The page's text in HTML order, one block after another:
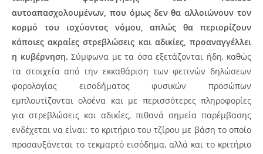
αυτοαπασχολουμένων, που όμως δεν θα αλλοιώνουν τον
κορμό του ισχύοντος νόμου, απλώς θα περιορίζουν
κάποιες ακραίες στρεβλώσεις και αδικίες, προαναγγέλλει
η κυβέρνηση. Σύμφωνα με τα όσα εξετάζονται ήδη, καθώς
τα στοιχεία από την εκκαθάριση των φετινών δηλώσεων
φορολογίας εισοδήματος φυσικών προσώπων
εμπλουτίζονται ολοένα και με περισσότερες πληροφορίες
για στρεβλώσεις και αδικίες, πιθανά σημεία παρέμβασης
ενδέχεται να είναι: το κριτήριο του τζίρου με βάση το οποίο
προσαυξάνεται το τεκμαρτό εισόδημα, αλλά και το κριτήριο